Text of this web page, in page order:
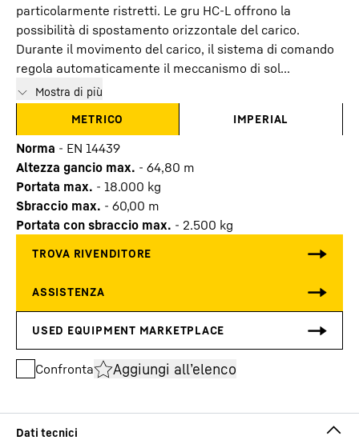
particolarmente ristretti. Le gru HC-L offrono la
possibilità di spostamento orizzontale del carico.
Durante il movimento del carico, il sistema di comando
regola automaticamente il meccanismo di sol...
Mostra di più
METRICO
IMPERIAL
Norma - EN 14439
Altezza gancio max. - 64,80 m
Portata max. - 18.000 kg
Sbraccio max. - 60,00 m
Portata con sbraccio max. - 2.500 kg
Confronta Aggiungi all’elenco